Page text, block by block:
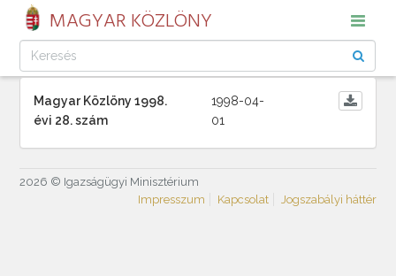
MAGYAR KÖZLÖNY
Magyar Közlöny 1998.
évi 28. szám
1998-04-
01
2026 © Igazságügyi Minisztérium
Impresszum
Kapcsolat Jogszabályi háttér